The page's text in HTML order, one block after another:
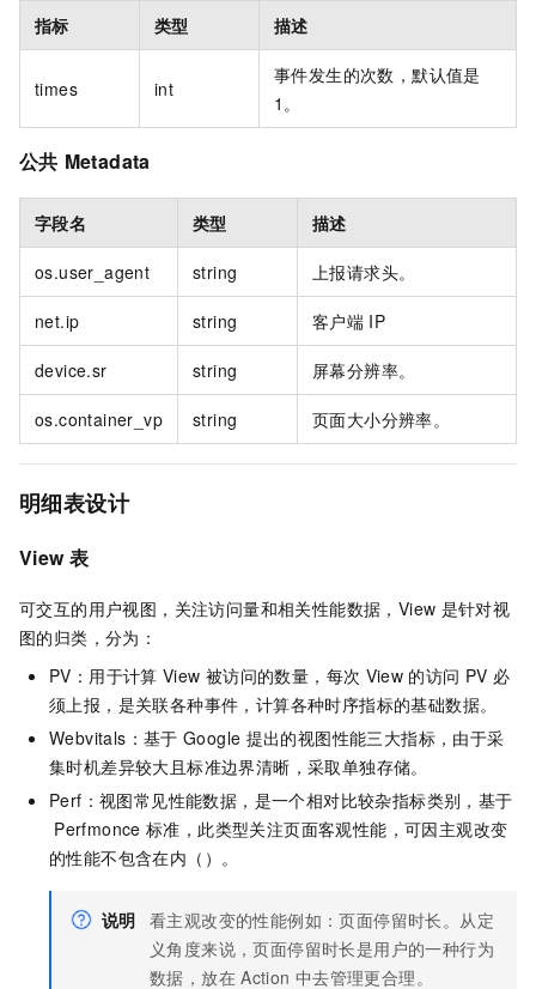
指标 类型 描述
times int
事件发生的次数，默认值是
1。
公共 Metadata
字段名 类型 描述
os.user_agent string 上报请求头。
net.ip string 客户端 IP
device.sr string 屏幕分辨率。
os.container_vp string 页面大小分辨率。
明细表设计
View 表
可交互的用户视图，关注访问量和相关性能数据，View 是针对视
图的归类，分为：
PV：用于计算 View 被访问的数量，每次 View 的访问 PV 必
须上报，是关联各种事件，计算各种时序指标的基础数据。
Webvitals：基于 Google 提出的视图性能三大指标，由于采
集时机差异较大且标准边界清晰，采取单独存储。
Perf：视图常见性能数据，是一个相对比较杂指标类别，基于
Perfmonce 标准，此类型关注页面客观性能，可因主观改变
的性能不包含在内（）。
说明 看主观改变的性能例如：页面停留时长。从定
义角度来说，页面停留时长是用户的一种行为
数据，放在 Action 中去管理更合理。